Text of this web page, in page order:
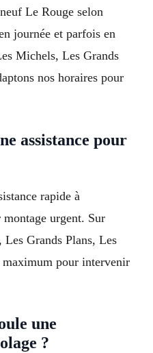
Le Rouge selon
journée et parfois en
Michels, Les Grands
nos horaires pour
assistance pour
rapide à
urgent. Sur
Grands Plans, Les
maximum pour intervenir
une
?